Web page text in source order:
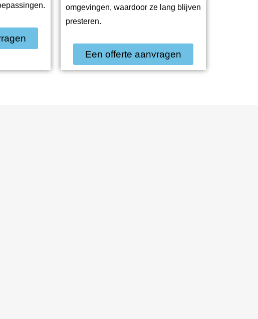
omgevingen, waardoor ze lang blijven
presteren.
Een offerte aanvragen